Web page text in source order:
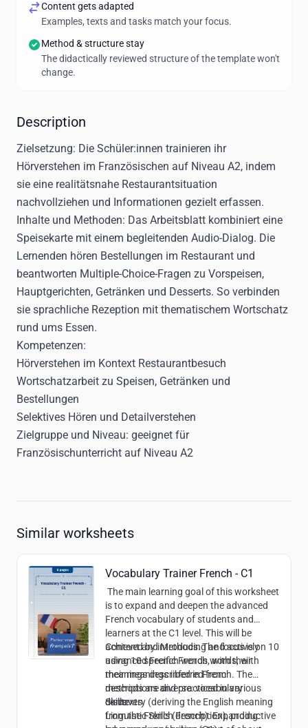
Content gets adapted
Examples, texts and tasks match your focus.
Method & structure stay
The didactically reviewed structure of the template won't
change.
Description
Zielsetzung: Die Schüler:innen trainieren ihr
Hörverstehen im Französischen auf Niveau A2, indem
sie eine realitätsnahe Restaurantsituation
nachvollziehen und Informationen gezielt erfassen.
Inhalte und Methoden: Das Arbeitsblatt kombiniert eine
Speisekarte mit einem begleitenden Audio-Dialog. Die
Lernenden hören Bestellungen im Restaurant und
beantworten Multiple-Choice-Fragen zu Vorspeisen,
Hauptgerichten, Getränken und Desserts. So verbinden
sie sprachliche Rezeption mit thematischem Wortschatz
rund ums Essen.
Kompetenzen:
Hörverstehen im Kontext Restaurantbesuch
Wortschatzarbeit zu Speisen, Getränken und
Bestellungen
Selektives Hören und Detailverstehen
Zielgruppe und Niveau: geeignet für
Französischunterricht auf Niveau A2
Similar worksheets
Vocabulary Trainer French - C1
The main learning goal of this worksheet
is to expand and deepen the advanced
French vocabulary of students and
learners at the C1 level. This will be
achieved by introducing and actively
using 10 specific French words, with
their meanings inferred from
descriptions and practiced in various
contexts.
Content and Methods:The focus is on 10
advanced French words, with their
meanings described in French. The
methods are diverse: vocabulary
discovery (deriving the English meaning
from the French description), productive
Skills:
Linguistic Skills (French): Expanding